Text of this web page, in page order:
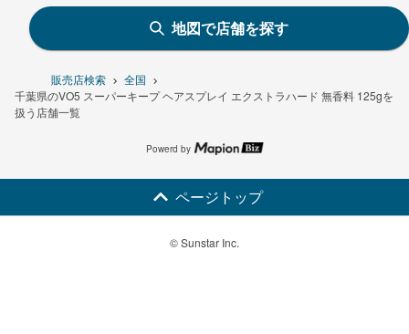
販売店検索
全国
千葉県のVO5 スーパーキープ ヘアスプレイ エクストラハード 無香料 125gを
扱う店舗一覧
地図で店舗を探す
Powerd by
ページトップ
© Sunstar Inc.